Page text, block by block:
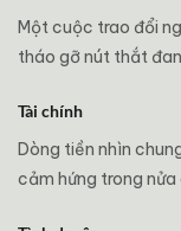
Một cuộc trao đổi
tháo gỡ nút thắt
Tài chính
Dòng tiền nhìn
cảm hứng trong nửa